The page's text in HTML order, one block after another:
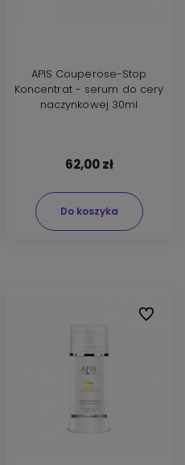
APIS Couperose-Stop
Koncentrat - serum do cery
naczynkowej 30ml
62,00 zł
Do koszyka
Do